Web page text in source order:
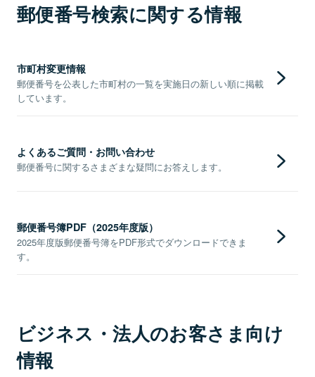
郵便番号検索に関する情報
市町村変更情報
郵便番号を公表した市町村の一覧を実施日の新しい順に掲載
しています。
よくあるご質問・お問い合わせ
郵便番号に関するさまざまな疑問にお答えします。
郵便番号簿PDF（2025年度版）
2025年度版郵便番号簿をPDF形式でダウンロードできま
す。
ビジネス・法人のお客さま向け
情報